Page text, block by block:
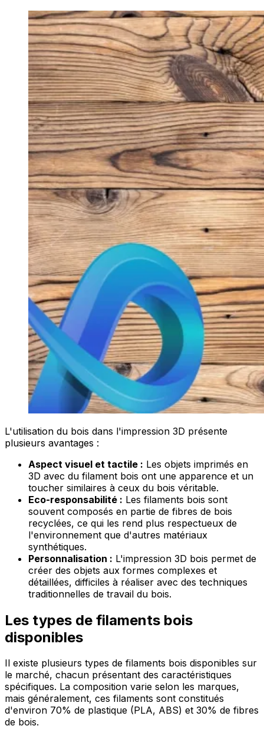
L'utilisation du bois dans l'impression 3D présente
plusieurs avantages :
Aspect visuel et tactile : Les objets imprimés en
3D avec du filament bois ont une apparence et un
toucher similaires à ceux du bois véritable.
Eco-responsabilité : Les filaments bois sont
souvent composés en partie de fibres de bois
recyclées, ce qui les rend plus respectueux de
l'environnement que d'autres matériaux
synthétiques.
Personnalisation : L'impression 3D bois permet de
créer des objets aux formes complexes et
détaillées, difficiles à réaliser avec des techniques
traditionnelles de travail du bois.
Les types de filaments bois
disponibles
Il existe plusieurs types de filaments bois disponibles sur
le marché, chacun présentant des caractéristiques
spécifiques. La composition varie selon les marques,
mais généralement, ces filaments sont constitués
d'environ 70% de plastique (PLA, ABS) et 30% de fibres
de bois.